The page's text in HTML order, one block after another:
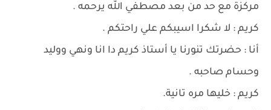
مركزة مع حد من بعد مصطفي الله يرحمه .
كريم : لا شكرا اسيبكم علي راحتكم .
أنا : حضرتك تنورنا يا أستاذ كريم دا انا ونهي ووليد
وحسام صاحبه .
كريم : خليها مره تانية.